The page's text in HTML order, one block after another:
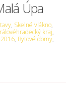
Úpa
, Skelné vlákno,
kraj,
, Bytové domy,